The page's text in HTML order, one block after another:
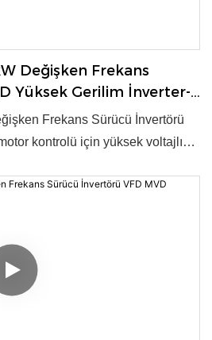
Değişken Frekans
Yüksek Gerilim İnverter-
Frekans Sürücü İnvertörü
kontrolü için yüksek voltajlı
Ürün, 2003 yılında ulusal
Set